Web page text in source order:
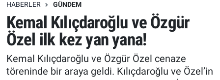
HABERLER GÜNDEM
Kemal Kılıçdaroğlu ve Özgür
Özel ilk kez yan yana!
Kemal Kılıçdaroğlu ve Özgür Özel cenaze
töreninde bir araya geldi. Kılıçdaroğlu ve Özel’in
Erişim Bilgileri
Ekonomi
Trend
Erişim Bilgileri
Spor
Ekonomi
Erişim Bilgileri
Tüm Manşetler
Son Dakika Haberleri